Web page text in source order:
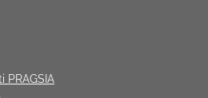
PRAGSIA